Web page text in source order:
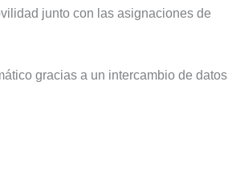
junto con las asignaciones de
gracias a un intercambio de datos